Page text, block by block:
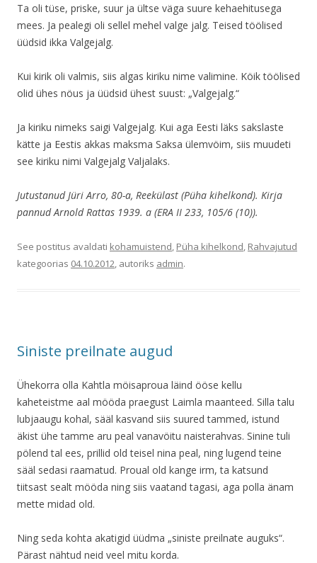
Ta oli tüse, priske, suur ja ültse väga suure kehaehitusega
mees. Ja pealegi oli sellel mehel valge jalg. Teised töölised
üüdsid ikka Valgejalg.
Kui kirik oli valmis, siis algas kiriku nime valimine. Köik töölised
olid ühes nöus ja üüdsid ühest suust: „Valgejalg.“
Ja kiriku nimeks saigi Valgejalg. Kui aga Eesti läks sakslaste
kätte ja Eestis akkas maksma Saksa ülemvöim, siis muudeti
see kiriku nimi Valgejalg Valjalaks.
Jutustanud Jüri Arro, 80-a, Reekülast (Püha kihelkond). Kirja
pannud Arnold Rattas 1939. a (ERA II 233, 105/6 (10)).
See postitus avaldati kohamuistend, Püha kihelkond, Rahvajutud
kategoorias 04.10.2012, autoriks admin.
Siniste preilnate augud
Ühekorra olla Kahtla möisaproua läind ööse kellu
kaheteistme aal mööda praegust Laimla maanteed. Silla talu
lubjaaugu kohal, sääl kasvand siis suured tammed, istund
äkist ühe tamme aru peal vanavöitu naisterahvas. Sinine tuli
pölend tal ees, prillid old teisel nina peal, ning lugend teine
sääl sedasi raamatud. Proual old kange irm, ta katsund
tiitsast sealt mööda ning siis vaatand tagasi, aga polla änam
mette midad old.
Ning seda kohta akatigid üüdma „siniste preilnate auguks“.
Pärast nähtud neid veel mitu korda.